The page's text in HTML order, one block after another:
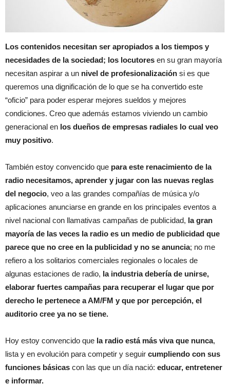
Los contenidos necesitan ser apropiados a los tiempos y
necesidades de la sociedad; los locutores en su gran mayoría
necesitan aspirar a un nivel de profesionalización si es que
queremos una dignificación de lo que se ha convertido este
“oficio” para poder esperar mejores sueldos y mejores
condiciones. Creo que además estamos viviendo un cambio
generacional en los dueños de empresas radiales lo cual veo
muy positivo.
También estoy convencido que para este renacimiento de la
radio necesitamos, aprender y jugar con las nuevas reglas
del negocio, veo a las grandes compañías de música y/o
aplicaciones anunciarse en grande en los principales eventos a
nivel nacional con llamativas campañas de publicidad, la gran
mayoría de las veces la radio es un medio de publicidad que
parece que no cree en la publicidad y no se anuncia; no me
refiero a los solitarios comerciales regionales o locales de
algunas estaciones de radio, la industria debería de unirse,
elaborar fuertes campañas para recuperar el lugar que por
derecho le pertenece a AM/FM y que por percepción, el
auditorio cree ya no se tiene.
Hoy estoy convencido que la radio está más viva que nunca,
lista y en evolución para competir y seguir cumpliendo con sus
funciones básicas con las que un día nació: educar, entretener
e informar.